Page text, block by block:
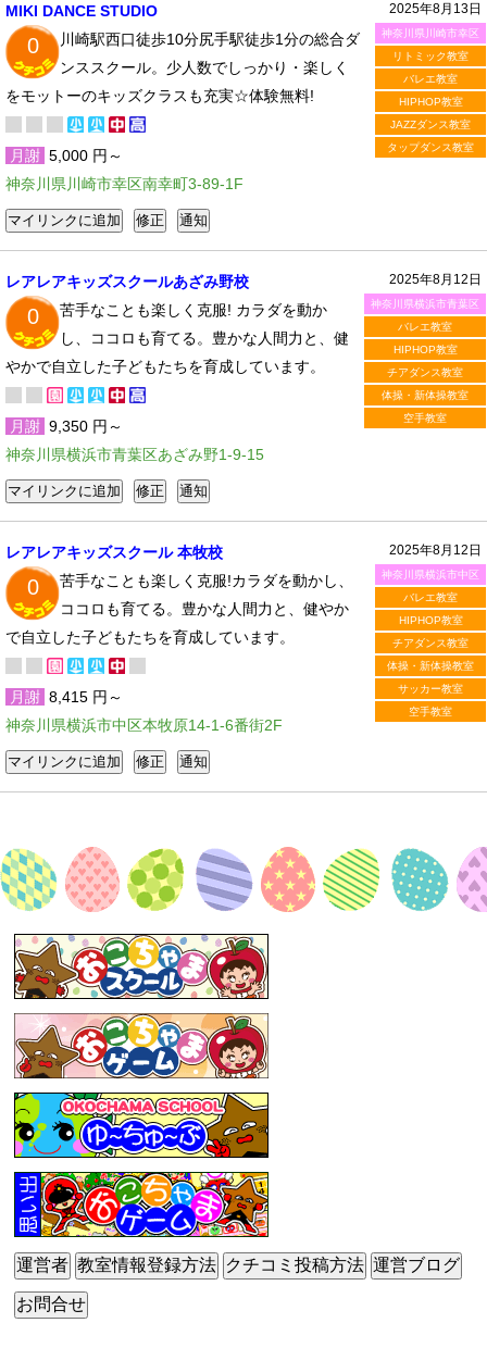
2025年8月13日
神奈川県川崎市幸区
リトミック教室
バレエ教室
HIPHOP教室
JAZZダンス教室
タップダンス教室
MIKI DANCE STUDIO
0
川崎駅西口徒歩10分尻手駅徒歩1分の総合ダ
ンススクール。少人数でしっかり・楽しく
をモットーのキッズクラスも充実☆体験無料!
月謝 5,000 円～
神奈川県川崎市幸区南幸町3-89-1F
2025年8月12日
神奈川県横浜市青葉区
バレエ教室
HIPHOP教室
チアダンス教室
体操・新体操教室
空手教室
レアレアキッズスクールあざみ野校
0
苦手なことも楽しく克服! カラダを動か
し、ココロも育てる。豊かな人間力と、健
やかで自立した子どもたちを育成しています。
月謝 9,350 円～
神奈川県横浜市青葉区あざみ野1-9-15
2025年8月12日
神奈川県横浜市中区
バレエ教室
HIPHOP教室
チアダンス教室
体操・新体操教室
サッカー教室
空手教室
レアレアキッズスクール 本牧校
0
苦手なことも楽しく克服!カラダを動かし、
ココロも育てる。豊かな人間力と、健やか
で自立した子どもたちを育成しています。
月謝 8,415 円～
神奈川県横浜市中区本牧原14-1-6番街2F